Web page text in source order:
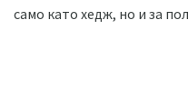
само като хедж, но и за